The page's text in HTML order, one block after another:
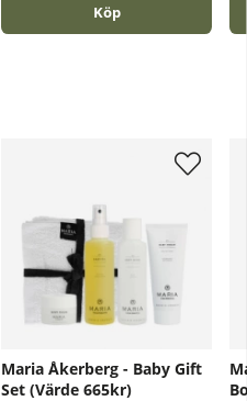
Köp
Maria Åkerberg - Baby Gift
Set (Värde 665kr)